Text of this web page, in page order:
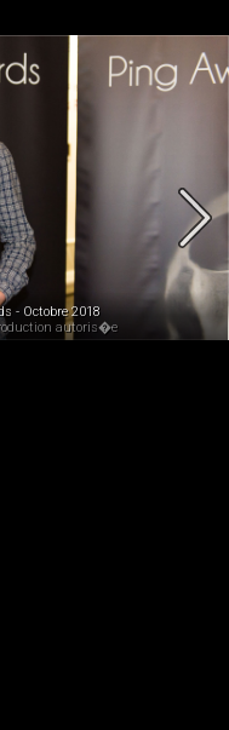
- Octobre 2018
autoris�e